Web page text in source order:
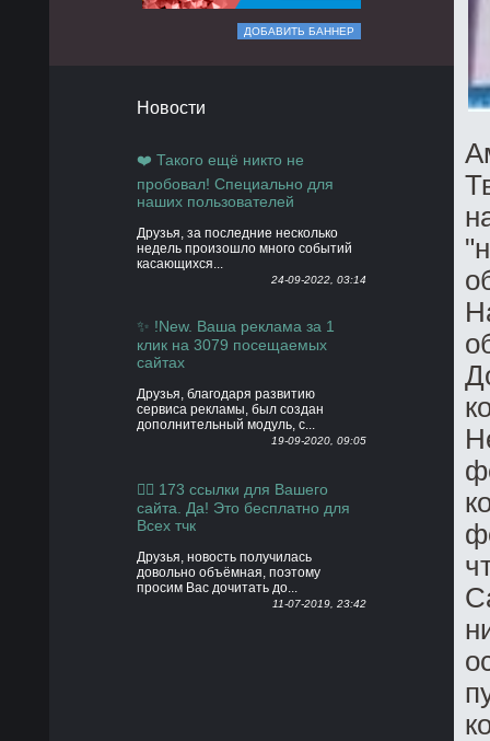
ДОБАВИТЬ БАННЕР
Новости
❤️ Такого ещё никто не
пробовал! Специально для
наших пользователей
Друзья, за последние несколько
недель произошло много событий
касающихся...
24-09-2022, 03:14
✨ !New. Ваша реклама за 1
клик на 3079 посещаемых
сайтах
Друзья, благодаря развитию
сервиса рекламы, был создан
дополнительный модуль, с...
19-09-2020, 09:05
👍🏻 173 ссылки для Вашего
сайта. Да! Это бесплатно для
Всех тчк
Друзья, новость получилась
довольно объёмная, поэтому
просим Вас дочитать до...
11-07-2019, 23:42